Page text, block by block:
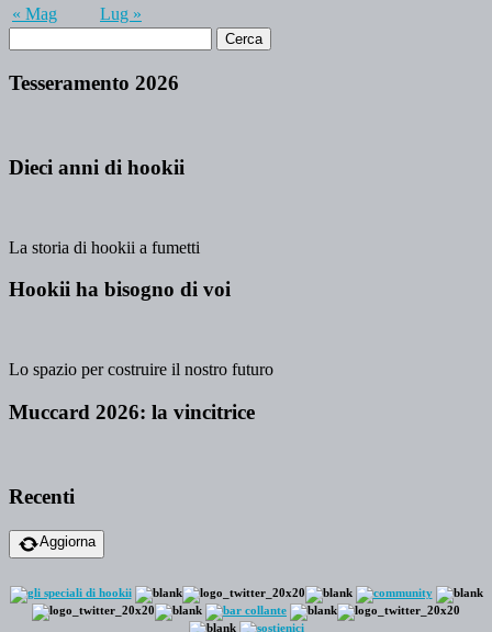
« Mag Lug »
Tesseramento 2026
Dieci anni di hookii
La storia di hookii a fumetti
Hookii ha bisogno di voi
Lo spazio per costruire il nostro futuro
Muccard 2026: la vincitrice
Recenti
Aggiorna